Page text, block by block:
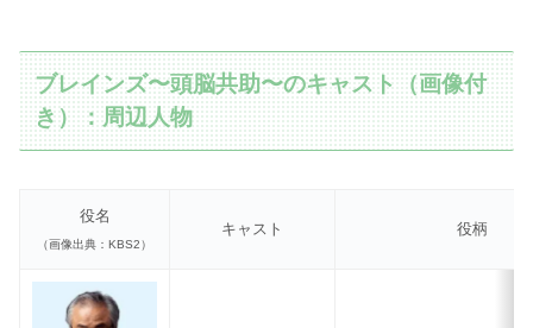
ブレインズ〜頭脳共助〜のキャスト（画像付
き）：周辺人物
役名
（画像出典：KBS2）
キャスト 役柄